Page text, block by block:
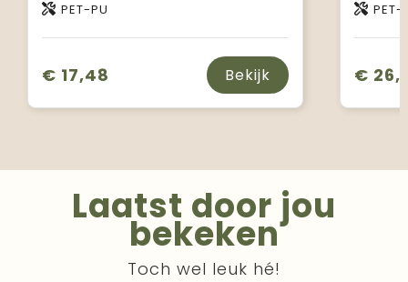
PET-PU
€ 17,48 Bekijk
PET-
€
Laatst door jou
bekeken
Toch wel leuk hé!